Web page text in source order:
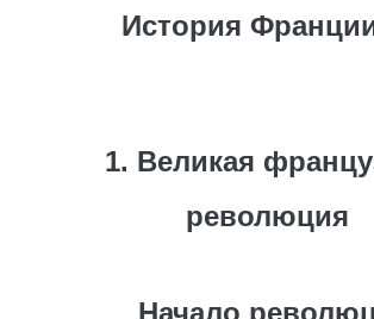
История
1. Великая
революция
Начало